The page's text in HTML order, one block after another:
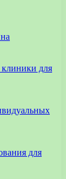
для
для